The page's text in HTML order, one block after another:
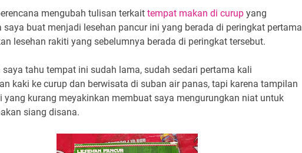
mengubah tulisan terkait tempat makan di curup yang
saya buat menjadi lesehan pancur ini yang berada di peringkat pertama
lesehan rakiti yang sebelumnya berada di peringkat tersebut.
saya tahu tempat ini sudah lama, sudah sedari pertama kali
kaki ke curup dan berwisata di suban air panas, tapi karena tampilan
yang kurang meyakinkan membuat saya mengurungkan niat untuk
siang disana.